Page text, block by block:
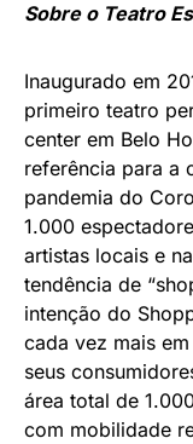
Sobre o Teatro
Inaugurado em
primeiro teatro
center em Belo
referência para a
pandemia do
1.000
artistas locais e
tendência de
intenção do
cada vez mais
seus
área total de
com mobilidade